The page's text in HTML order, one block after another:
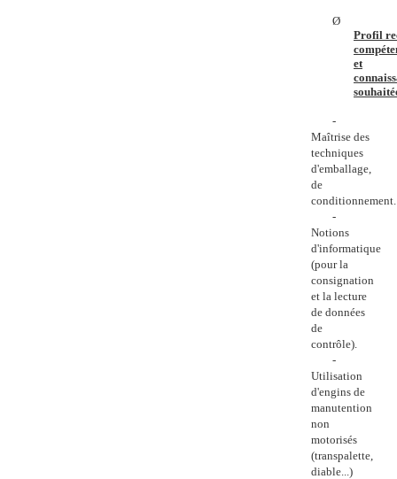
Ø
Profil
et
-
Maîtrise des
techniques
d'emballage,
de
conditionnement.
-
Notions
d'informatique
(pour la
consignation
et la lecture
de données
de
contrôle).
-
Utilisation
d'engins de
manutention
non
motorisés
(transpalette,
diable...)